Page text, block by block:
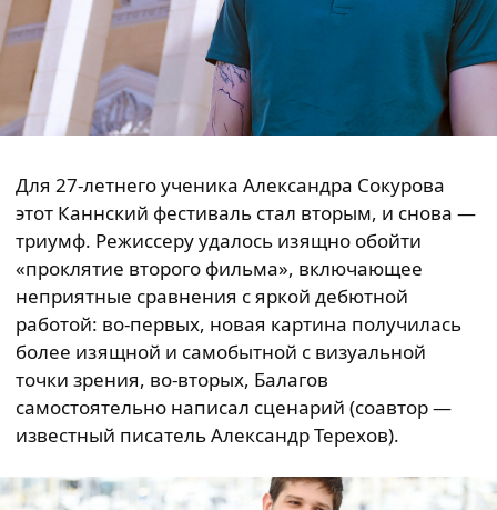
Для 27-летнего ученика Александра Сокурова
этот Каннский фестиваль стал вторым, и снова —
триумф. Режиссеру удалось изящно обойти
«проклятие второго фильма», включающее
неприятные сравнения с яркой дебютной
работой: во-первых, новая картина получилась
более изящной и самобытной с визуальной
точки зрения, во-вторых, Балагов
самостоятельно написал сценарий (соавтор —
известный писатель Александр Терехов).